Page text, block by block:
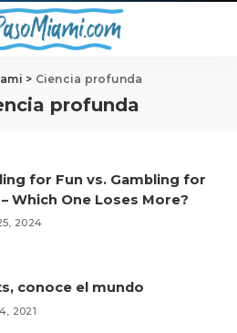
> Ciencia profunda
profunda
for Fun vs. Gambling for
Which One Loses More?
2024
conoce el mundo
2021